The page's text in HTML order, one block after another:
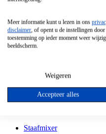
Vrijstaande Magnetron
Vrijstaande Kookplaat
Inbouw Gaskookplaat
Inbouw Keramische
Kookplaat Accessoires
Staafmixer
Meer informatie kunt u lezen in ons
disclaimer, of opent u de instellingen
toestemming op ieder moment weer
beeldscherm.
Weigeren
Accepteer alles